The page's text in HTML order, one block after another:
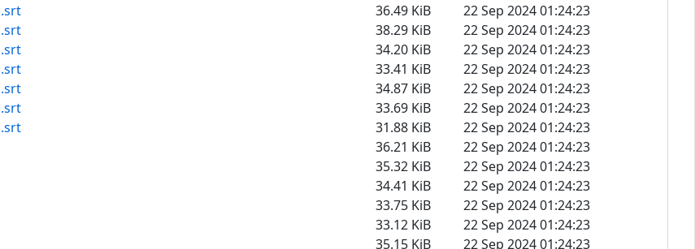
36.49 KiB
22 Sep 2024 01:24:23
38.29 KiB
22 Sep 2024 01:24:23
34.20 KiB
22 Sep 2024 01:24:23
33.41 KiB
22 Sep 2024 01:24:23
34.87 KiB
22 Sep 2024 01:24:23
33.69 KiB
22 Sep 2024 01:24:23
31.88 KiB
22 Sep 2024 01:24:23
36.21 KiB
22 Sep 2024 01:24:23
35.32 KiB
22 Sep 2024 01:24:23
34.41 KiB
22 Sep 2024 01:24:23
33.75 KiB
22 Sep 2024 01:24:23
33.12 KiB
22 Sep 2024 01:24:23
35.15 KiB 22 Sep 2024 01:24:23